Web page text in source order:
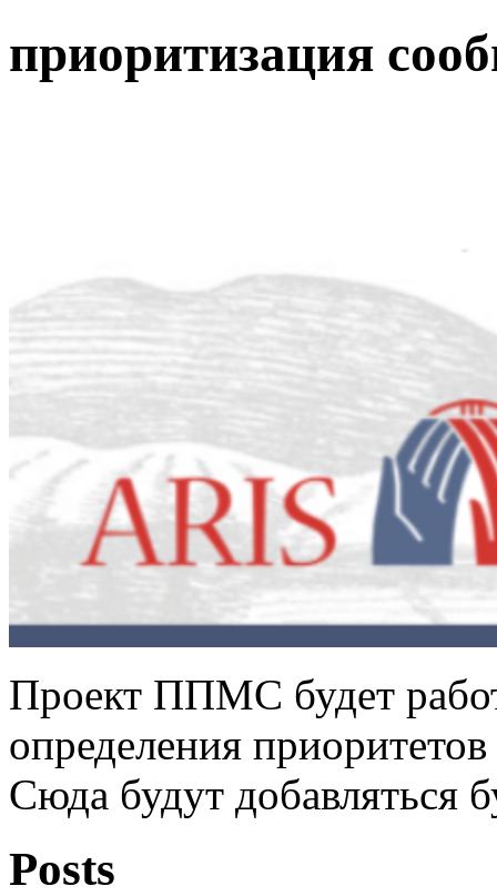
приоритизация
Проект ППМС будет
определения
Сюда будут добавляться
Posts